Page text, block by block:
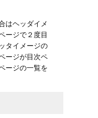
はヘッダイメ
ージで２度目
タイメージの
ージが目次ペ
ージの一覧を